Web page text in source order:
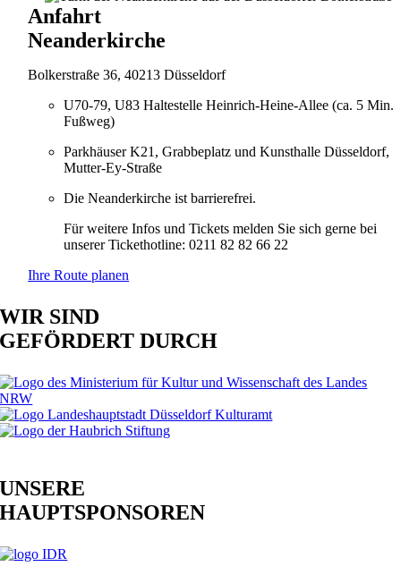
Anfahrt
Neanderkirche
Bolkerstraße 36, 40213 Düsseldorf
U70-79, U83 Haltestelle Heinrich-Heine-Allee (ca. 5 Min.
Fußweg)
Parkhäuser K21, Grabbeplatz und Kunsthalle Düsseldorf,
Mutter-Ey-Straße
Die Neanderkirche ist barrierefrei.
Für weitere Infos und Tickets melden Sie sich gerne bei
unserer Tickethotline: 0211 82 82 66 22
Ihre Route planen
WIR SIND
GEFÖRDERT DURCH
UNSERE
HAUPTSPONSOREN